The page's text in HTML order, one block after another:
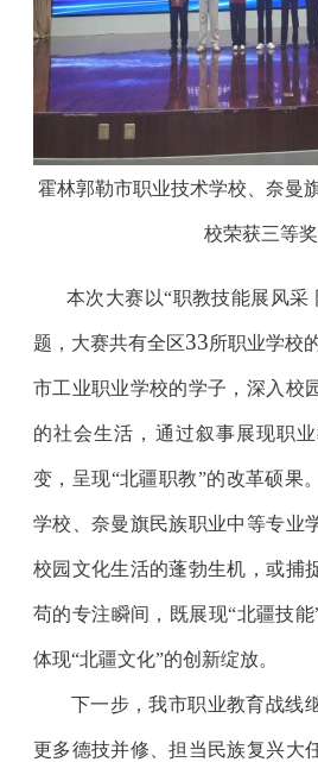
霍林郭勒市职业技术学校、奈曼
校荣获三等奖
本次大赛以“职教技能展风采
题，大赛共有全区33所职业学校
市工业职业学校的学子，深入校
的社会生活，通过叙事展现职
变，呈现“北疆职教”的改革硕果
学校、奈曼旗民族职业中等专业
校园文化生活的蓬勃生机，或捕
苟的专注瞬间，既展现“北疆技
体现“北疆文化”的创新绽放。
下一步，我市职业教育战线
更多德技并修、担当民族复兴大